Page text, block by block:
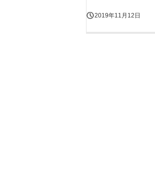
2019年11月12日